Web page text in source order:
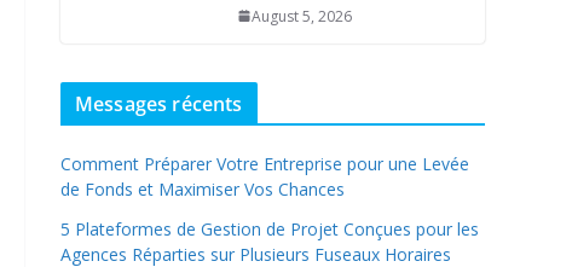
August 5, 2026
Messages récents
Comment Préparer Votre Entreprise pour une Levée
de Fonds et Maximiser Vos Chances
5 Plateformes de Gestion de Projet Conçues pour les
Agences Réparties sur Plusieurs Fuseaux Horaires